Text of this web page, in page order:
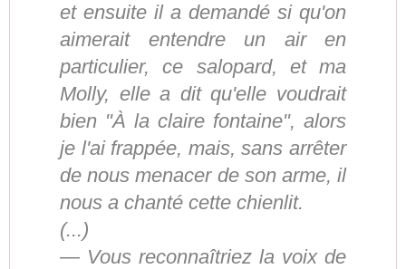
et ensuite il a demandé si qu'on
aimerait entendre un air en
particulier, ce salopard, et ma
Molly, elle a dit qu'elle voudrait
bien "À la claire fontaine", alors
je l'ai frappée, mais, sans arrêter
de nous menacer de son arme, il
nous a chanté cette chienlit.
(...)
— Vous reconnaîtriez la voix de